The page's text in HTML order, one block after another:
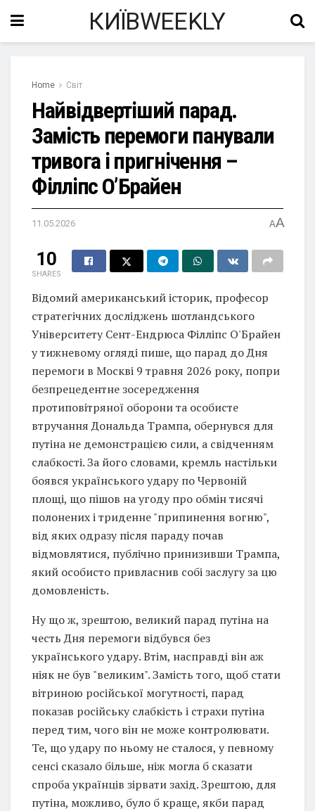
КИЇВWEEKLY
Home Світ
Найвідвертіший парад.
Замість перемоги панували
тривога і пригнічення –
Філліпс О’Брайен
11.05.2026 AA
10
SHARES
Відомий американський історик, професор
стратегічних досліджень шотландського
Університету Сент-Ендрюса Філліпс О'Брайен
у тижневому огляді пише, що парад до Дня
перемоги в Москві 9 травня 2026 року, попри
безпрецедентне зосередження
протиповітряної оборони та особисте
втручання Дональда Трампа, обернувся для
путіна не демонстрацією сили, а свідченням
слабкості. За його словами, кремль настільки
боявся українського удару по Червоній
площі, що пішов на угоду про обмін тисячі
полонених і триденне "припинення вогню",
від яких одразу після параду почав
відмовлятися, публічно принизивши Трампа,
який особисто привласнив собі заслугу за цю
домовленість.
Ну що ж, зрештою, великий парад путіна на
честь Дня перемоги відбувся без
українського удару. Втім, насправді він аж
ніяк не був "великим". Замість того, щоб стати
вітриною російської могутності, парад
показав російську слабкість і страхи путіна
перед тим, чого він не може контролювати.
Те, що удару по ньому не сталося, у певному
сенсі сказало більше, ніж могла б сказати
спроба українців зірвати захід. Зрештою, для
путіна, можливо, було б краще, якби парад